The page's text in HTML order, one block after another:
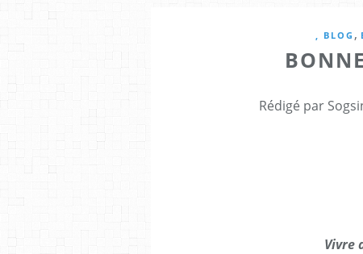
, BLOG ,
Rédigé par
Vivre